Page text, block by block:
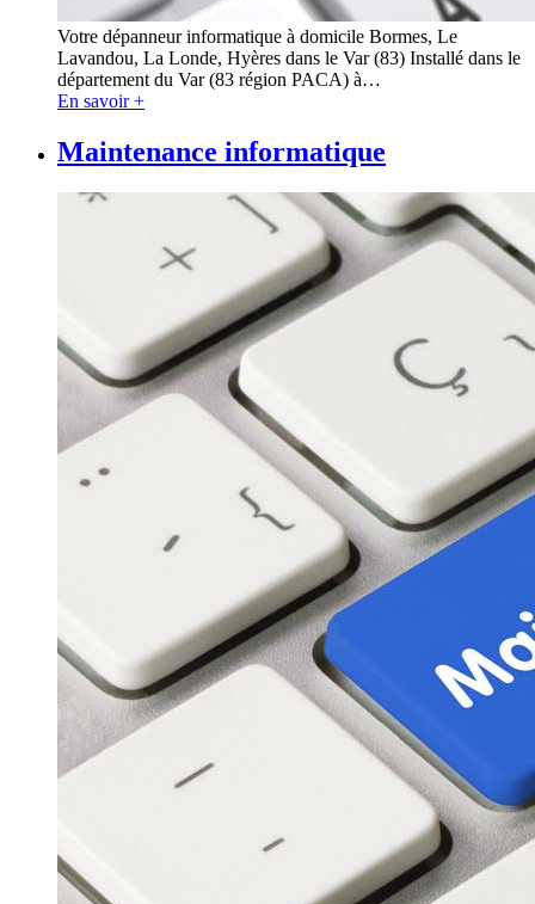
Votre dépanneur informatique à domicile Bormes, Le
Lavandou, La Londe, Hyères dans le Var (83) Installé dans le
département du Var (83 région PACA) à…
En savoir +
Maintenance informatique